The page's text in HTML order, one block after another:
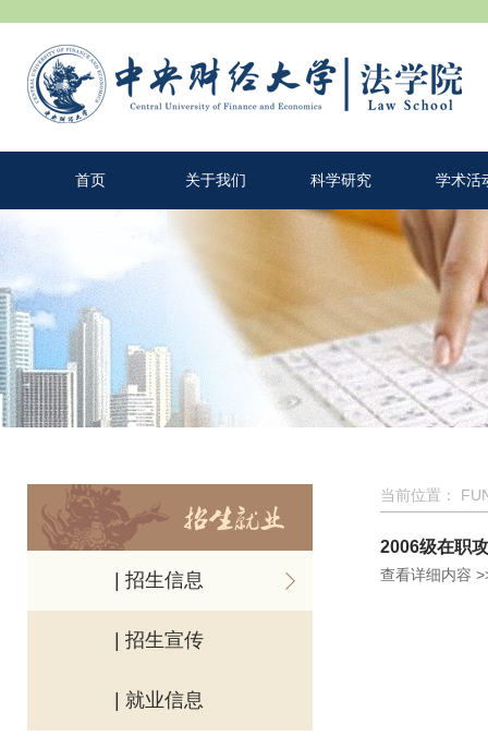
首页 关于我们 科学研究 学术活
| 招生信息
| 招生宣传
| 就业信息
当前位置：
2006级在职
查看详细内容